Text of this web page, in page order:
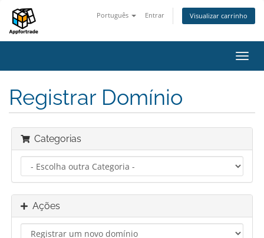
Português Entrar Visualizar carrinho
Registrar Domínio
Categorias
Ações